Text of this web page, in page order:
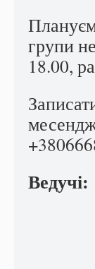
групи
18.00,
Ведучі: